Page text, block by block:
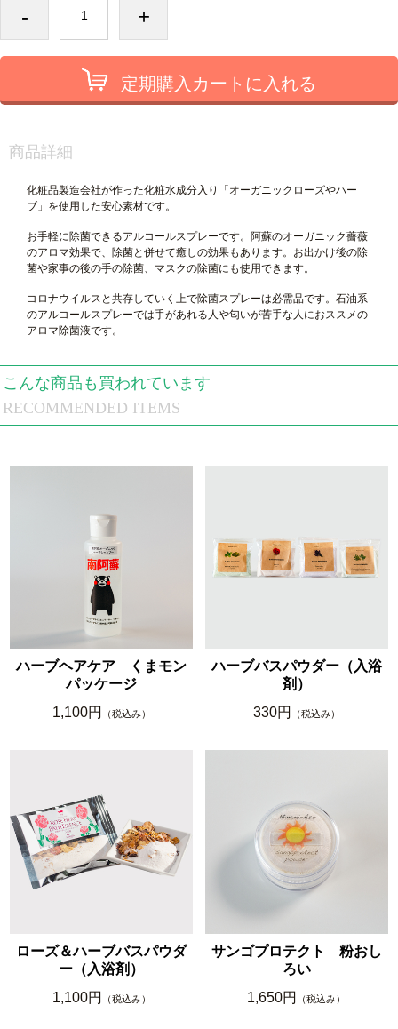
- +
定期購入カートに入れる
商品詳細
化粧品製造会社が作った化粧水成分入り「オーガニックローズやハー
ブ」を使用した安心素材です。
お手軽に除菌できるアルコールスプレーです。阿蘇のオーガニック薔薇
のアロマ効果で、除菌と併せて癒しの効果もあります。お出かけ後の除
菌や家事の後の手の除菌、マスクの除菌にも使用できます。
コロナウイルスと共存していく上で除菌スプレーは必需品です。石油系
のアルコールスプレーでは手があれる人や匂いが苦手な人におススメの
アロマ除菌液です。
RECOMMENDED ITEMS
こんな商品も買われています
ハーブヘアケア くまモン
パッケージ
1,100円
（税込み）
ハーブバスパウダー（入浴
剤）
330円
（税込み）
ローズ＆ハーブバスパウダ
ー（入浴剤）
1,100円
（税込み）
サンゴプロテクト 粉おし
ろい
1,650円
（税込み）